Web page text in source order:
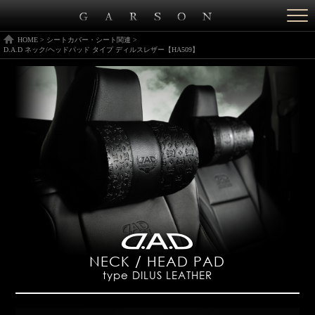
HOME > シートカバー・シート関連 >
D.A.D ネック/ヘッドパッド タイプ ディルスレザー【HA509】
NECK / HEAD PAD
type DILUS LEATHER